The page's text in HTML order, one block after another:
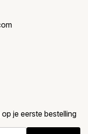
je eerste bestelling